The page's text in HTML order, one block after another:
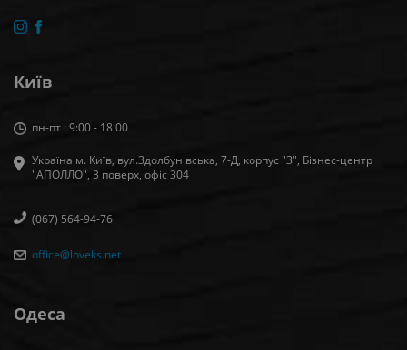
Київ
пн-пт : 9:00 - 18:00
Україна м. Київ, вул.Здолбунівська, 7-Д, корпус "З", Бізнес-центр
"АПОЛЛО", 3 поверх, офiс 304
(067) 564-94-76
office@loveks.net
Одеса